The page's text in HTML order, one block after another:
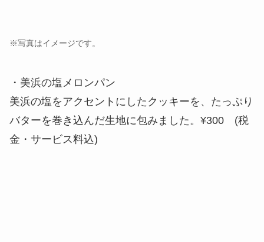
※写真はイメージです。
・美浜の塩メロンパン
美浜の塩をアクセントにしたクッキーを、たっぷり
バターを巻き込んだ生地に包みました。¥300 (税
金・サービス料込)